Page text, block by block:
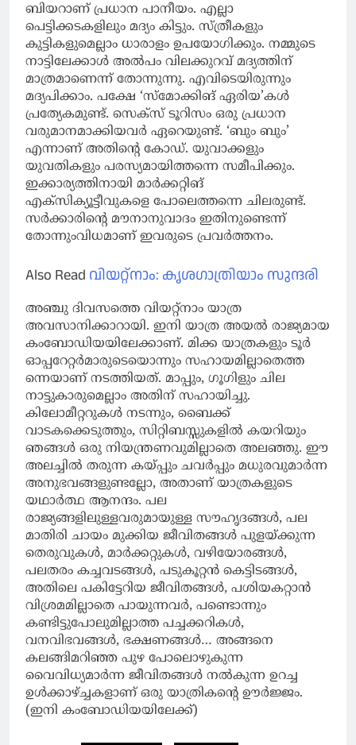
ബിയറാണ് പ്രധാന പാനീയം. എല്ലാ
പെട്ടിക്കടകളിലും മദ്യം കിട്ടും. സ്ത്രീകളും
കുട്ടികളുമെല്ലാം ധാരാളം ഉപയോഗിക്കും. നമ്മുടെ
നാട്ടിലേക്കാൾ അൽപം വിലക്കുറവ് മദ്യത്തിന്
മാത്രമാണെന്ന് തോന്നുന്നു. എവിടെയിരുന്നും
മദ്യപിക്കാം. പക്ഷേ ‘സ്മോക്കിങ് ഏരിയ’കൾ
പ്രത്യേകമുണ്ട്. സെക്സ് ടൂറിസം ഒരു പ്രധാന
വരുമാനമാക്കിയവർ ഏറെയുണ്ട്. ‘ബും ബും’
എന്നാണ് അതിൻ്റെ കോഡ്. യുവാക്കളും
യുവതികളും പരസ്യമായിത്തന്നെ സമീപിക്കും.
ഇക്കാര്യത്തിനായി മാർക്കറ്റിങ്
എക്സിക്യൂട്ടീവുകളെ പോലെത്തന്നെ ചിലരുണ്ട്.
സർക്കാരിൻ്റെ മൗനാനുവാദം ഇതിനുണ്ടെന്ന്
തോന്നുംവിധമാണ് ഇവരുടെ പ്രവർത്തനം.
Also Read വിയറ്റ്നാം: കൃശഗാത്രിയാം സുന്ദരി
അഞ്ചു ദിവസത്തെ വിയറ്റ്നാം യാത്ര
അവസാനിക്കാറായി. ഇനി യാത്ര അയൽ രാജ്യമായ
കംബോഡിയയിലേക്കാണ്. മിക്ക യാത്രകളും ടൂർ
ഓപ്പറേറ്റർമാരുടെയൊന്നും സഹായമില്ലാതെത്ത
ന്നെയാണ് നടത്തിയത്‌. മാപ്പും, ഗൂഗിളും ചില
നാട്ടുകാരുമെല്ലാം അതിന് സഹായിച്ചു.
കിലോമീറ്ററുകൾ നടന്നും, ബൈക്ക്
വാടകക്കെടുത്തും, സിറ്റിബസ്സുകളിൽ കയറിയും
ഞങ്ങൾ ഒരു നിയന്ത്രണവുമില്ലാതെ അലഞ്ഞു. ഈ
അലച്ചിൽ തരുന്ന കയ്പ്പും ചവർപ്പും മധുരവുമാർന്ന
അനുഭവങ്ങളുണ്ടല്ലോ, അതാണ് യാത്രകളുടെ
യഥാർത്ഥ ആനന്ദം. പല
രാജ്യങ്ങളിലുള്ളവരുമായുള്ള സൗഹൃദങ്ങൾ, പല
മാതിരി ചായം മുക്കിയ ജീവിതങ്ങൾ പുളയ്ക്കുന്ന
തെരുവുകൾ, മാർക്കറ്റുകൾ, വഴിയോരങ്ങൾ,
പലതരം കച്ചവടങ്ങൾ, പടുകൂറ്റൻ കെട്ടിടങ്ങൾ,
അതിലെ പകിട്ടേറിയ ജീവിതങ്ങൾ, പശിയകറ്റാൻ
വിശ്രമമില്ലാതെ പായുന്നവർ, പണ്ടൊന്നും
കണ്ടിട്ടുപോലുമില്ലാത്ത പച്ചക്കറികൾ,
വനവിഭവങ്ങൾ, ഭക്ഷണങ്ങൾ… അങ്ങനെ
കലങ്ങിമറിഞ്ഞ പുഴ പോലൊഴുകുന്ന
വൈവിധ്യമാർന്ന ജീവിതങ്ങൾ നൽകുന്ന ഉറച്ച
ഉൾക്കാഴ്ച്ചകളാണ് ഒരു യാത്രികൻ്റെ ഊർജ്ജം.
(ഇനി കംബോഡിയയിലേക്ക്)